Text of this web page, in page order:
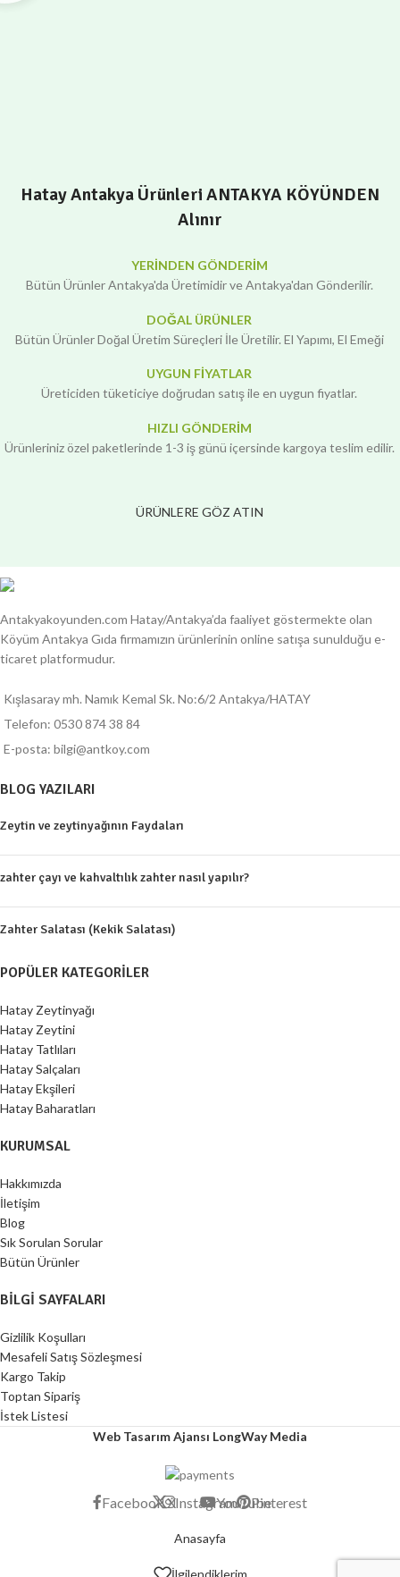
Hatay Antakya Ürünleri ANTAKYA KÖYÜNDEN
Alınır
YERİNDEN GÖNDERİM
Bütün Ürünler Antakya'da Üretimidir ve Antakya'dan Gönderilir.
DOĞAL ÜRÜNLER
Bütün Ürünler Doğal Üretim Süreçleri İle Üretilir. El Yapımı, El Emeği
UYGUN FİYATLAR
Üreticiden tüketiciye doğrudan satış ile en uygun fiyatlar.
HIZLI GÖNDERİM
Ürünleriniz özel paketlerinde 1-3 iş günü içersinde kargoya teslim edilir.
ÜRÜNLERE GÖZ ATIN
Antakyakoyunden.com Hatay/Antakya’da faaliyet göstermekte olan
Köyüm Antakya Gıda firmamızın ürünlerinin online satışa sunulduğu e-
ticaret platformudur.
Kışlasaray mh. Namık Kemal Sk. No:6/2 Antakya/HATAY
Telefon: 0530 874 38 84
E-posta: bilgi@antkoy.com
BLOG YAZILARI
Zeytin ve zeytinyağının Faydaları
zahter çayı ve kahvaltılık zahter nasıl yapılır?
Zahter Salatası (Kekik Salatası)
POPÜLER KATEGORILER
Hatay Zeytinyağı
Hatay Zeytini
Hatay Tatlıları
Hatay Salçaları
Hatay Ekşileri
Hatay Baharatları
KURUMSAL
Hakkımızda
İletişim
Blog
Sık Sorulan Sorular
Bütün Ürünler
BILGI SAYFALARI
Gizlilik Koşulları
Mesafeli Satış Sözleşmesi
Kargo Takip
Toptan Sipariş
İstek Listesi
Web Tasarım Ajansı LongWay Media
FacebookXInstagramYouTubePinterest
Anasayfa
İlgilendiklerim